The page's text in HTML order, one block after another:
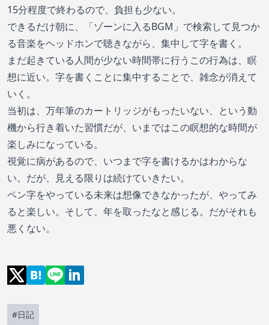
15分程度で終わるので、負担も少ない。
できるだけ朝に、「ゾーンに入るBGM」で検索して見つか
る音楽をヘッドホンで聴きながら、集中して字を書く。
まだ起きている人間が少ない時間帯に行うこの行為は、瞑
想に近い。字を書くことに集中することで、雑念が消えて
いく。
当初は、万年筆のカートリッジがもったいない、という動
機から行き着いた習慣だが、いまではこの瞑想的な時間が
楽しみになっている。
視覚に病があるので、いつまで字を書けるかはわからな
い。だが、見える限りは続けていきたい。
ペン字をやっている未来は想像できなかったが、やってみ
ると楽しい。そして、年を取ったなと感じる。だがそれも
悪くない。
#日記